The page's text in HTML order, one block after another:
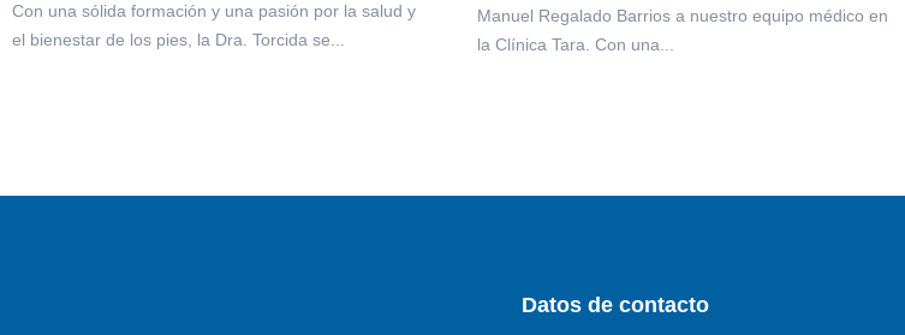
Con una sólida formación y una pasión por la salud y
el bienestar de los pies, la Dra. Torcida se...
Manuel Regalado Barrios a nuestro equipo médico en
la Clínica Tara. Con una...
Datos de contacto